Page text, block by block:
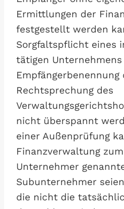
Ermittlungen der
festgestellt werden
Sorgfaltspflicht eines
tätigen
Rechtsprechung des
nicht überspannt
einer Außenprüfung
Finanzverwaltung
Unternehmer
Subunternehmer
die nicht die